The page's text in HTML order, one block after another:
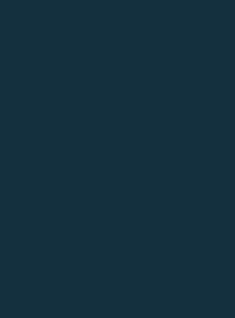
נקבע אף כי אותם דברים נכונים בכל הנוגע
לבנות רק אם הם ישמשו את שאמור
קיימות זכויות בניה בסיסיות שהן תנאי מוקדם,
נלוות (מכוח התכניות הנושאיות) היכולות
קבעה ועדת
יאושרו בעתיד תכניות מפורטות, יהיה
מידה הן יאפשרו מימושן של התוכניות
עוד קודם לכן והאם ובאיזו מידה הן
למקרקעין בדמות מתן אפשרות של מימוש
קבעה ועדת
קביעתה הקודמת הנ"ל בעניין מימון,
מתווספות זכויות למרתפים או לבניה בגג,